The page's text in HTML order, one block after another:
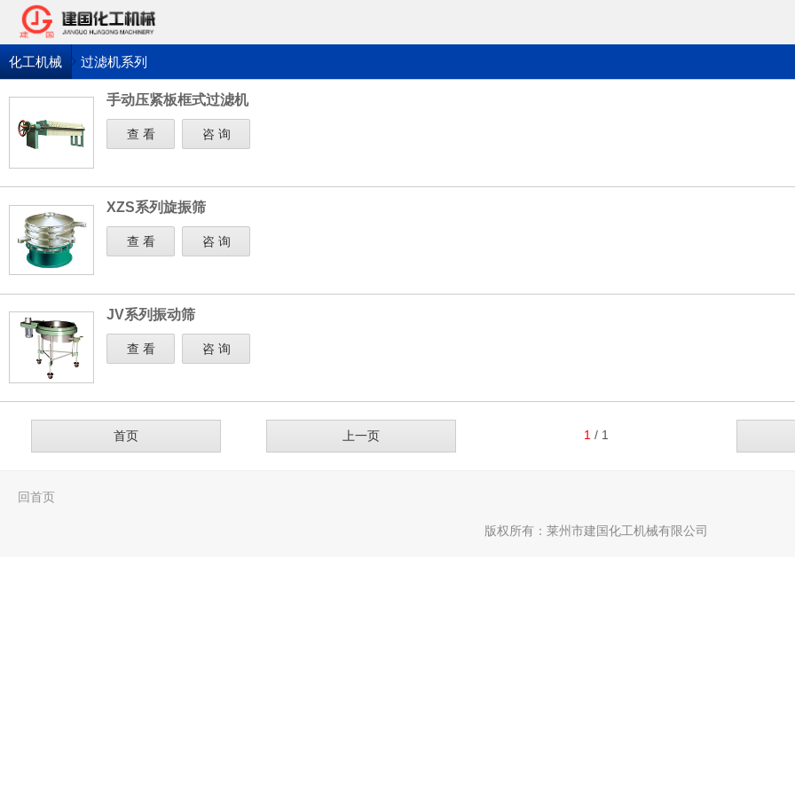
化工机械 过滤机系列
手动压紧板框式过滤机
查 看 咨 询
XZS系列旋振筛
查 看 咨 询
JV系列振动筛
查 看 咨 询
首页 上一页 1 / 1
回首页
版权所有： 莱州市建国化工机械有限公司